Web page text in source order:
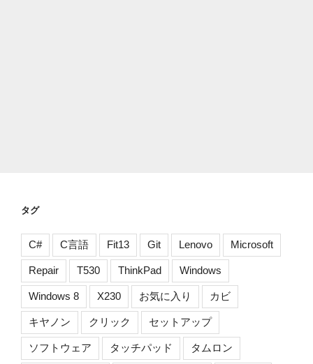
タグ
C# C言語 Fit13 Git Lenovo Microsoft
Repair T530 ThinkPad Windows
Windows 8 X230 お気に入り カビ
キヤノン クリック セットアップ
ソフトウェア タッチパッド タムロン